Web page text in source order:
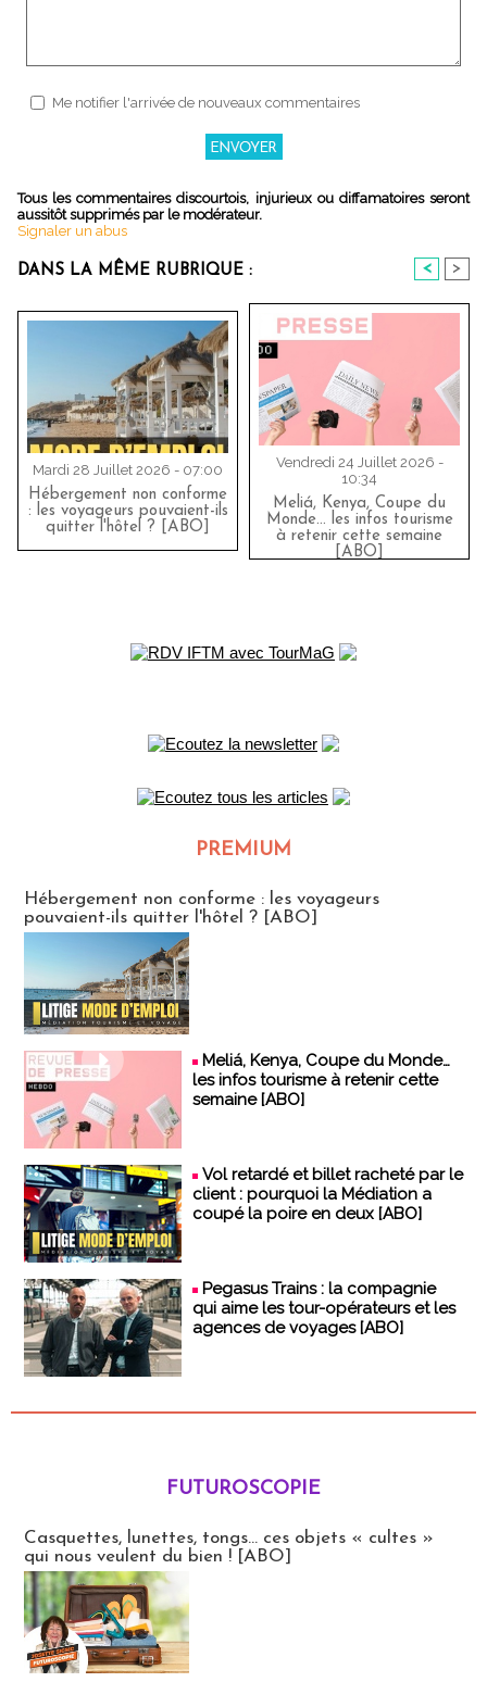
Me notifier l'arrivée de nouveaux commentaires
Tous les commentaires discourtois, injurieux ou diffamatoires seront
aussitôt supprimés par le modérateur.
Signaler un abus
DANS LA MÊME RUBRIQUE : < >
Mardi 28 Juillet 2026 - 07:00
Hébergement non conforme
: les voyageurs pouvaient-ils
quitter l'hôtel ? [ABO]
Vendredi 24 Juillet 2026 -
10:34
Meliá, Kenya, Coupe du
Monde… les infos tourisme
à retenir cette semaine
[ABO]
PREMIUM
Hébergement non conforme : les voyageurs
pouvaient-ils quitter l'hôtel ? [ABO]
Meliá, Kenya, Coupe du Monde…
les infos tourisme à retenir cette
semaine [ABO]
Vol retardé et billet racheté par le
client : pourquoi la Médiation a
coupé la poire en deux [ABO]
Pegasus Trains : la compagnie
qui aime les tour-opérateurs et les
agences de voyages [ABO]
FUTUROSCOPIE
Casquettes, lunettes, tongs... ces objets « cultes »
qui nous veulent du bien ! [ABO]